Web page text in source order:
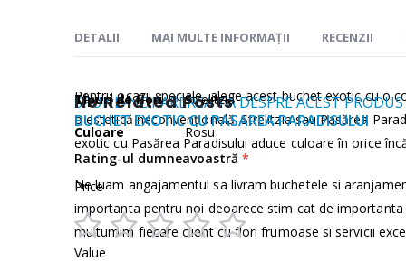
DETALII
Pentru ocazii speciale, alege acest buchet exotic cu o
o estetică neconvenţională. Strelitzia sau Pasărea
exotic cu Pasărea Paradisului aduce culoare în orice
Ne luam angajamentul sa livram buchetele si
importanta pentru noi deoarece stim cat de
multumim fiecare client cu flori frumoase si servicii
MAI MULTE INFORMAȚII
Mai
multe
informații
Tipuri de flori
Strelitzia
Culoare
Rosu
RECENZII
SPUNE-NE PAREREA TA DESPRE ACEST PRODUS
BUCHET EXOTIC CU PASAREA PARADISULUI
Rating-ul dumneavoastră
Price
1
2
3
4
5
Value
No Related Posts